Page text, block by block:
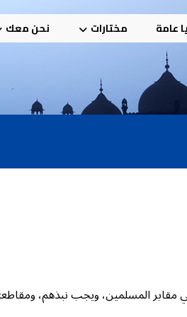
عامة مختارات نحن معك
مقابر المسلمين، ويجب نبذهم،